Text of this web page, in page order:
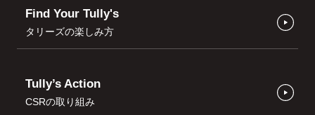
Find Your Tully's
タリーズの楽しみ方
Tully’s Action
CSRの取り組み